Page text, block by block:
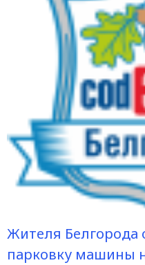
Жителя Белгорода
парковку машины